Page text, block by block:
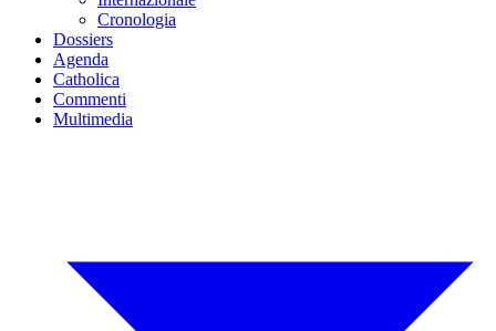
Cronologia
Dossiers
Agenda
Catholica
Commenti
Multimedia